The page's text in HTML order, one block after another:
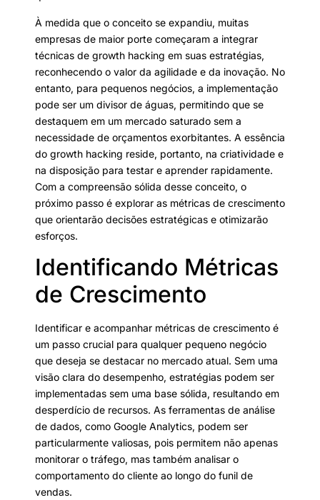
À medida que o conceito se expandiu, muitas
empresas de maior porte começaram a integrar
técnicas de growth hacking em suas estratégias,
reconhecendo o valor da agilidade e da inovação. No
entanto, para pequenos negócios, a implementação
pode ser um divisor de águas, permitindo que se
destaquem em um mercado saturado sem a
necessidade de orçamentos exorbitantes. A essência
do growth hacking reside, portanto, na criatividade e
na disposição para testar e aprender rapidamente.
Com a compreensão sólida desse conceito, o
próximo passo é explorar as métricas de crescimento
que orientarão decisões estratégicas e otimizarão
esforços.
Identificando Métricas
de Crescimento
Identificar e acompanhar métricas de crescimento é
um passo crucial para qualquer pequeno negócio
que deseja se destacar no mercado atual. Sem uma
visão clara do desempenho, estratégias podem ser
implementadas sem uma base sólida, resultando em
desperdício de recursos. As ferramentas de análise
de dados, como Google Analytics, podem ser
particularmente valiosas, pois permitem não apenas
monitorar o tráfego, mas também analisar o
comportamento do cliente ao longo do funil de
vendas.